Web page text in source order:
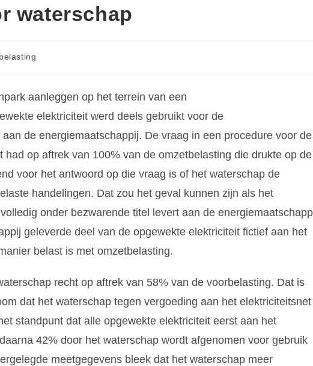
waterschap
aanleggen op het terrein van een
elektriciteit werd deels gebruikt voor de
de energiemaatschappij. De vraag in een procedure voor de
op aftrek van 100% van de omzetbelasting die drukte op de
voor het antwoord op die vraag is of het waterschap de
handelingen. Dat zou het geval kunnen zijn als het
onder bezwarende titel levert aan de
geleverde deel van de opgewekte elektriciteit fictief aan het
belast is met omzetbelasting.
recht op aftrek van 58% van de voorbelasting. Dat is
dat het waterschap tegen vergoeding aan het elektriciteitsnet
standpunt dat alle opgewekte elektriciteit eerst aan het
42% door het waterschap wordt afgenomen voor gebruik
meetgegevens bleek dat het waterschap meer